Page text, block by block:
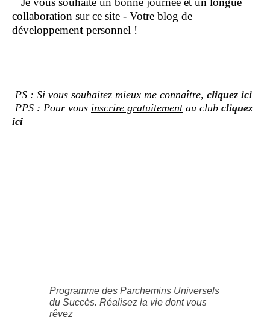
collaboration sur ce site - Votre blog de
développementpersonnel !
PS : Si vous souhaitez mieux me connaître, cliquez ici
PPS : Pour vous inscrire gratuitementau club cliquez
ici
Programme des Parchemins Universels
du Succès. Réalisez la vie dont vous
rêvez